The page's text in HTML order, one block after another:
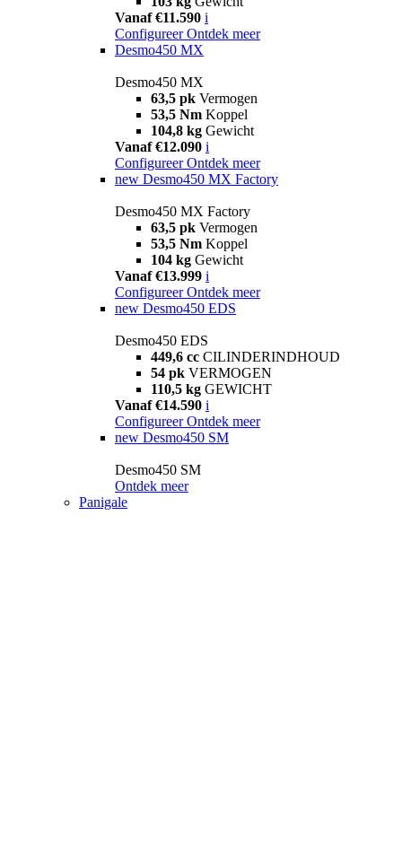
Vanaf €11.590 i
Configureer Ontdek meer
Desmo450 MX
Desmo450 MX
63,5 pk Vermogen
53,5 Nm Koppel
104,8 kg Gewicht
Vanaf €12.090 i
Configureer Ontdek meer
new Desmo450 MX Factory
Desmo450 MX Factory
63,5 pk Vermogen
53,5 Nm Koppel
104 kg Gewicht
Vanaf €13.999 i
Configureer Ontdek meer
new Desmo450 EDS
Desmo450 EDS
449,6 cc CILINDERINDHOUD
54 pk VERMOGEN
110,5 kg GEWICHT
Vanaf €14.590 i
Configureer Ontdek meer
new Desmo450 SM
Desmo450 SM
Ontdek meer
Panigale